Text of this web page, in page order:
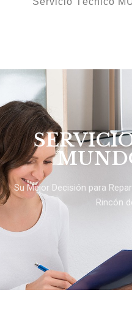
Su Mejor Decisión para
Rincón